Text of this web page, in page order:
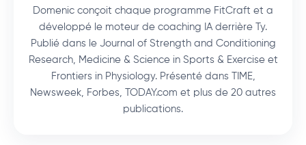
Domenic conçoit chaque programme FitCraft et a
développé le moteur de coaching IA derrière Ty.
Publié dans le Journal of Strength and Conditioning
Research, Medicine & Science in Sports & Exercise et
Frontiers in Physiology. Présenté dans TIME,
Newsweek, Forbes, TODAY.com et plus de 20 autres
publications.